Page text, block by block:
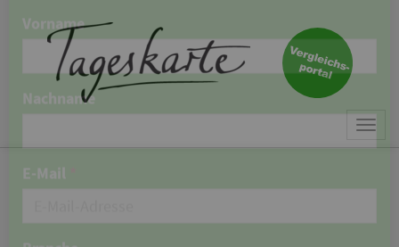
×
Keine Nachricht mehr
verpassen!
Jetzt zum Tageskarte-Newsletter
Vorname